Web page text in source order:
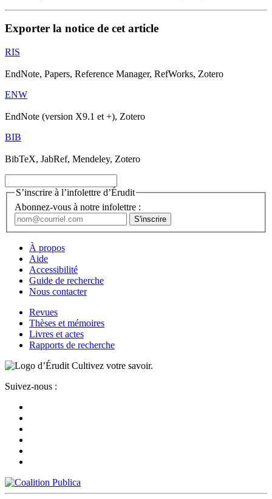
Exporter la notice de cet article
RIS
EndNote, Papers, Reference Manager, RefWorks, Zotero
ENW
EndNote (version X9.1 et +), Zotero
BIB
BibTeX, JabRef, Mendeley, Zotero
S’inscrire à l’infolettre d’Érudit
Abonnez-vous à notre infolettre :
À propos
Aide
Accessibilité
Guide de recherche
Nous contacter
Revues
Thèses et mémoires
Livres et actes
Rapports de recherche
Cultivez votre savoir.
Suivez-nous :